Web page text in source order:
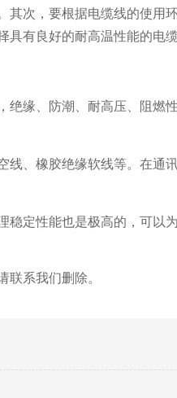
次，要根据电缆线的使用
有良好的耐高温性能的电缆
缘、防潮、耐高压、阻燃
、橡胶绝缘软线等。在通
定性能也是极高的，可以
系我们删除。